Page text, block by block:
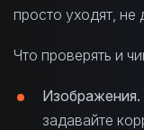
просто уходят, не
Что проверять и
Изображения.
задавайте